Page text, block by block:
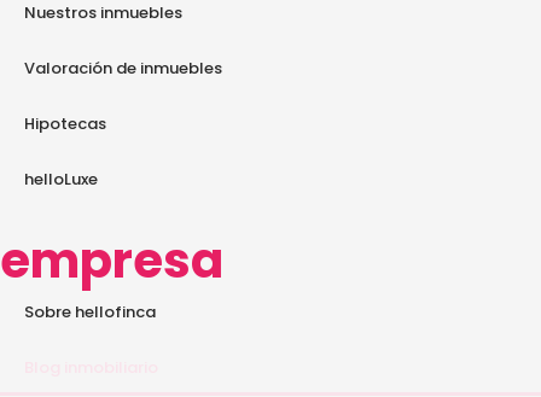
Nuestros inmuebles
Valoración de inmuebles
Hipotecas
helloLuxe
empresa
Sobre hellofinca